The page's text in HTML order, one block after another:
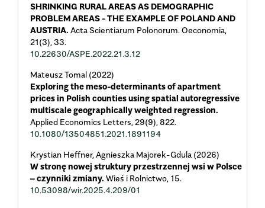
SHRINKING RURAL AREAS AS DEMOGRAPHIC
PROBLEM AREAS - THE EXAMPLE OF POLAND AND
AUSTRIA. Acta Scientiarum Polonorum. Oeconomia,
21(3), 33.
10.22630/ASPE.2022.21.3.12
Mateusz Tomal (2022)
Exploring the meso-determinants of apartment
prices in Polish counties using spatial autoregressive
multiscale geographically weighted regression.
Applied Economics Letters, 29(9), 822.
10.1080/13504851.2021.1891194
Krystian Heffner, Agnieszka Majorek-Gdula (2026)
W stronę nowej struktury przestrzennej wsi w Polsce
– czynniki zmiany. Wieś i Rolnictwo, 15.
10.53098/wir.2025.4.209/01